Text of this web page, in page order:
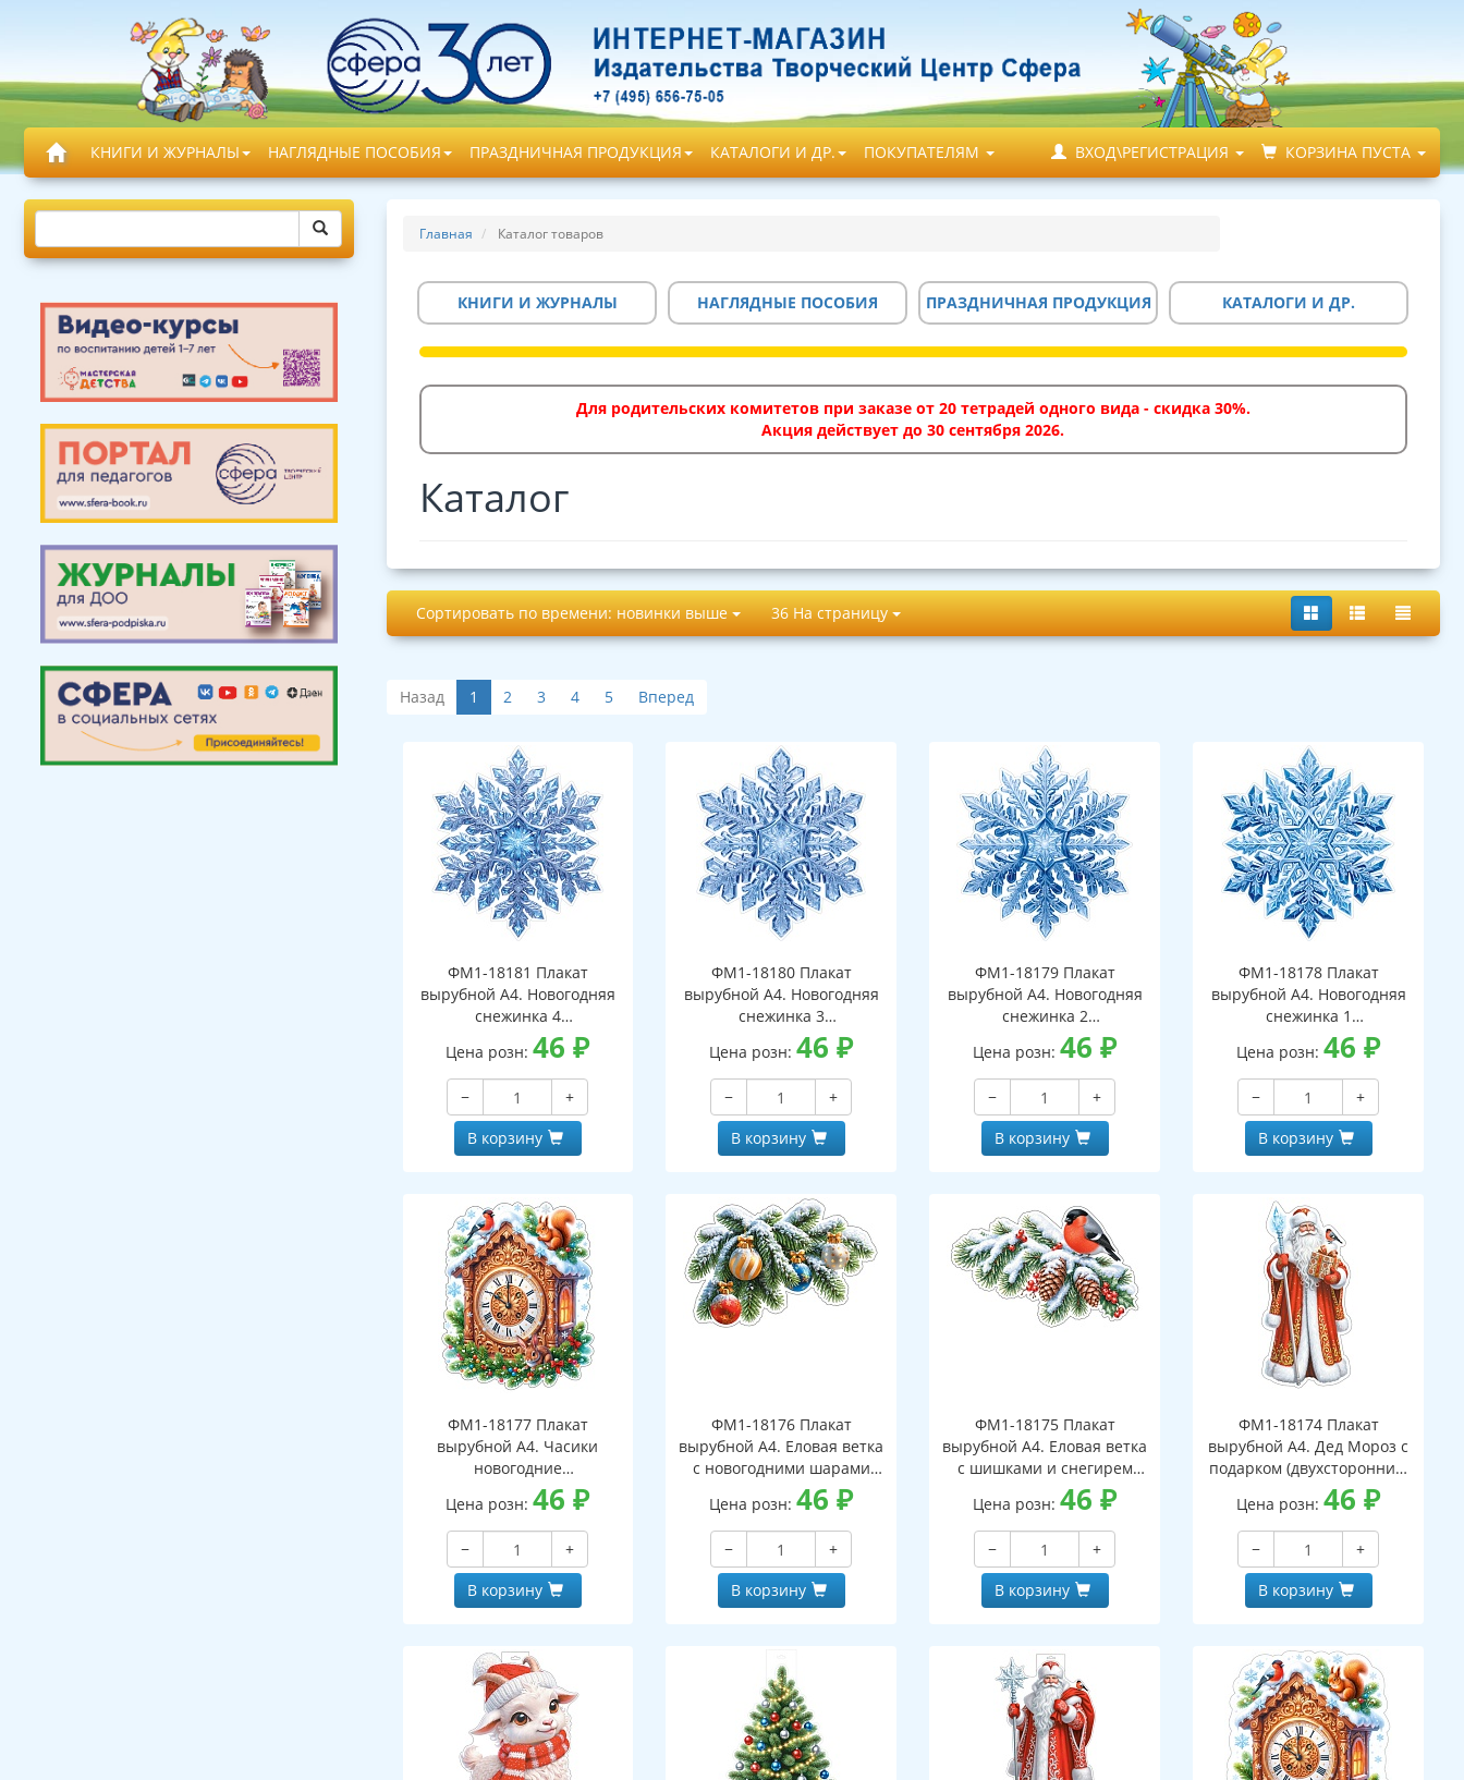
КНИГИ И ЖУРНАЛЫ НАГЛЯДНЫЕ ПОСОБИЯ ПРАЗДНИЧНАЯ ПРОДУКЦИЯ КАТАЛОГИ И ДР. ПОКУПАТЕЛЯМ ВХОД\РЕГИСТРАЦИЯ КОРЗИНА ПУСТА
Главная Каталог товаров
КНИГИ И ЖУРНАЛЫ НАГЛЯДНЫЕ ПОСОБИЯ ПРАЗДНИЧНАЯ ПРОДУКЦИЯ КАТАЛОГИ И ДР.
Для родительских комитетов при заказе от 20 тетрадей одного вида - скидка 30%.
Акция действует до 30 сентября 2026.
Каталог
Сортировать по времени: новинки выше 36 На страницу
Назад 1 2 3 4 5 Вперед
ФМ1-18181 Плакат
вырубной А4. Новогодняя
снежинка 4
(двухсторонний, ВД-лак)
Цена розн:46₽
−
+
В корзину
ФМ1-18180 Плакат
вырубной А4. Новогодняя
снежинка 3
(двухсторонний, ВД-лак)
Цена розн:46₽
−
+
В корзину
ФМ1-18179 Плакат
вырубной А4. Новогодняя
снежинка 2
(двухсторонний, ВД-лак)
Цена розн:46₽
−
+
В корзину
ФМ1-18178 Плакат
вырубной А4. Новогодняя
снежинка 1
(двухсторонний, ВД-лак)
Цена розн:46₽
−
+
В корзину
ФМ1-18177 Плакат
вырубной А4. Часики
новогодние
(двухсторонний, ВД-лак)
Цена розн:46₽
−
+
В корзину
ФМ1-18176 Плакат
вырубной А4. Еловая ветка
с новогодними шарами
(двухсторонний, ВД-лак)
Цена розн:46₽
−
+
В корзину
ФМ1-18175 Плакат
вырубной А4. Еловая ветка
с шишками и снегирем
(двухсторонний, ВД-лак)
Цена розн:46₽
−
+
В корзину
ФМ1-18174 Плакат
вырубной А4. Дед Мороз с
подарком (двухсторонний,
ВД-лак)
Цена розн:46₽
−
+
В корзину